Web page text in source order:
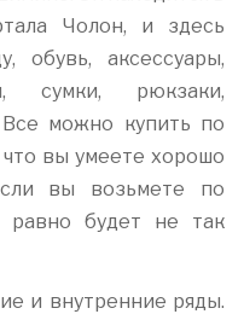
Чолон, и здесь
обувь, аксессуары,
сумки, рюкзаки,
можно купить по
вы умеете хорошо
вы возьмете по
равно будет не так
и внутренние ряды.